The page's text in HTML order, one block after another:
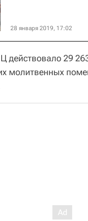
28 января 2019, 17:02
действовало 29
молитвенных